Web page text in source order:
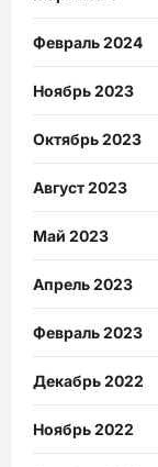
Февраль 2024
Ноябрь 2023
Октябрь 2023
Август 2023
Май 2023
Апрель 2023
Февраль 2023
Декабрь 2022
Ноябрь 2022